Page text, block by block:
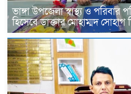
ভাঙ্গা উপজেলা স্বাস্থ্য ও পরিবার
হিসেবে ডাক্তার মোহাম্মদ সোহাগ